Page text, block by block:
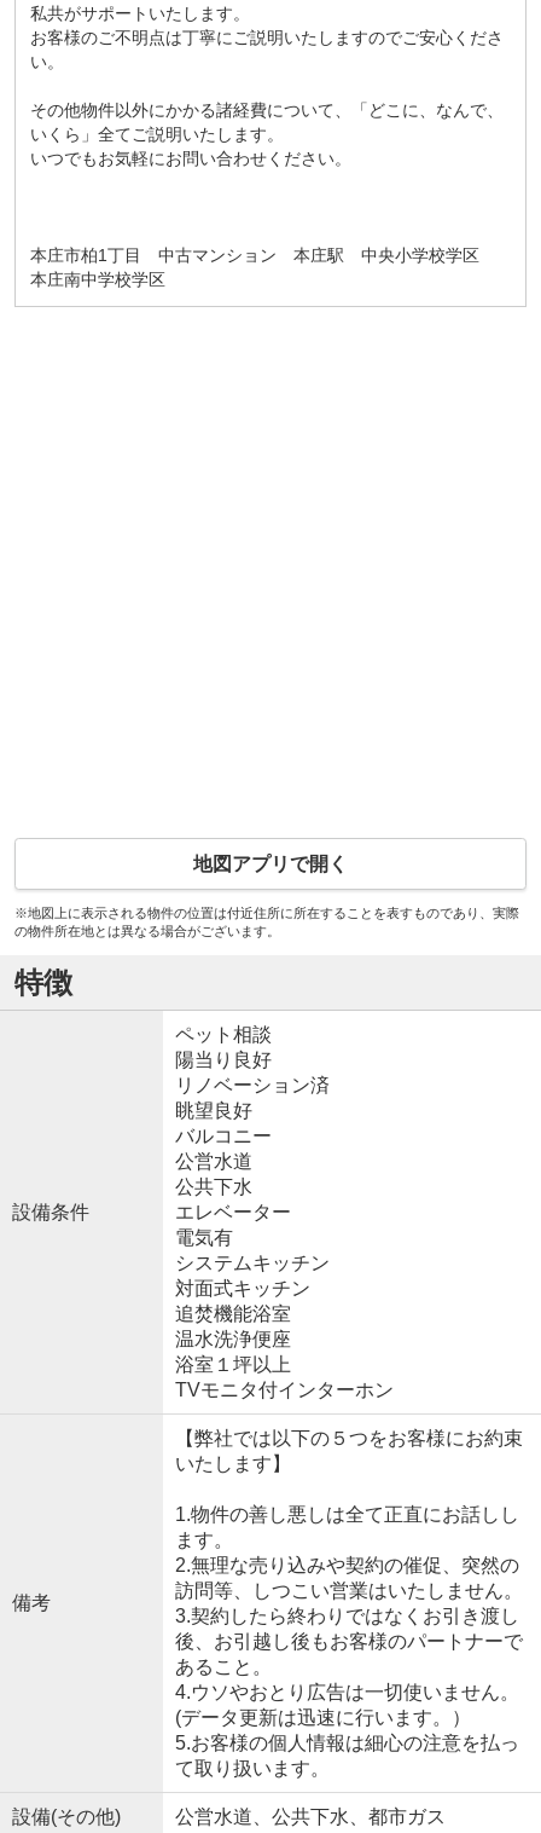
私共がサポートいたします。
お客様のご不明点は丁寧にご説明いたしますのでご安心くださ
い。
その他物件以外にかかる諸経費について、「どこに、なんで、
いくら」全てご説明いたします。
いつでもお気軽にお問い合わせください。
本庄市柏1丁目 中古マンション 本庄駅 中央小学校学区
本庄南中学校学区
地図アプリで開く
※地図上に表示される物件の位置は付近住所に所在することを表すものであり、実際
の物件所在地とは異なる場合がございます。
特徴
設備条件
ペット相談
陽当り良好
リノベーション済
眺望良好
バルコニー
公営水道
公共下水
エレベーター
電気有
システムキッチン
対面式キッチン
追焚機能浴室
温水洗浄便座
浴室１坪以上
TVモニタ付インターホン
備考
【弊社では以下の５つをお客様にお約束
いたします】
1.物件の善し悪しは全て正直にお話しし
ます。
2.無理な売り込みや契約の催促、突然の
訪問等、しつこい営業はいたしません。
3.契約したら終わりではなくお引き渡し
後、お引越し後もお客様のパートナーで
あること。
4.ウソやおとり広告は一切使いません。
(データ更新は迅速に行います。）
5.お客様の個人情報は細心の注意を払っ
て取り扱います。
設備(その他) 公営水道、公共下水、都市ガス